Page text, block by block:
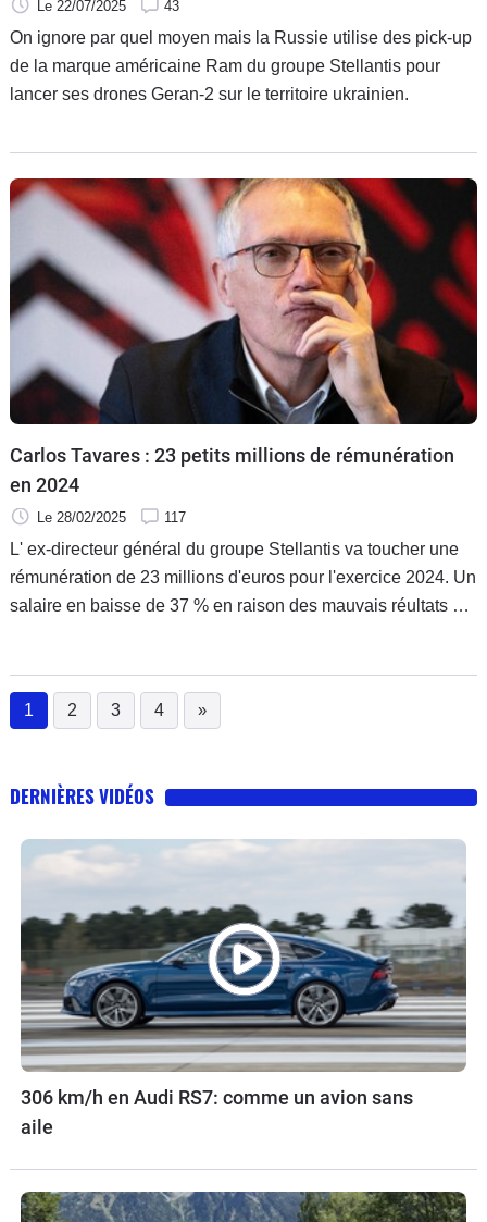
Le 22/07/2025 43
On ignore par quel moyen mais la Russie utilise des pick-up
de la marque américaine Ram du groupe Stellantis pour
lancer ses drones Geran-2 sur le territoire ukrainien.
Carlos Tavares : 23 petits millions de rémunération
en 2024
Le 28/02/2025 117
L' ex-directeur général du groupe Stellantis va toucher une
rémunération de 23 millions d'euros pour l'exercice 2024. Un
salaire en baisse de 37 % en raison des mauvais réultats du
1
(current)
2 3 4 »
DERNIÈRES VIDÉOS
306 km/h en Audi RS7: comme un avion sans
aile